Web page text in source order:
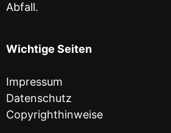
Abfall.
Wichtige Seiten
Impressum
Datenschutz
Copyrighthinweise